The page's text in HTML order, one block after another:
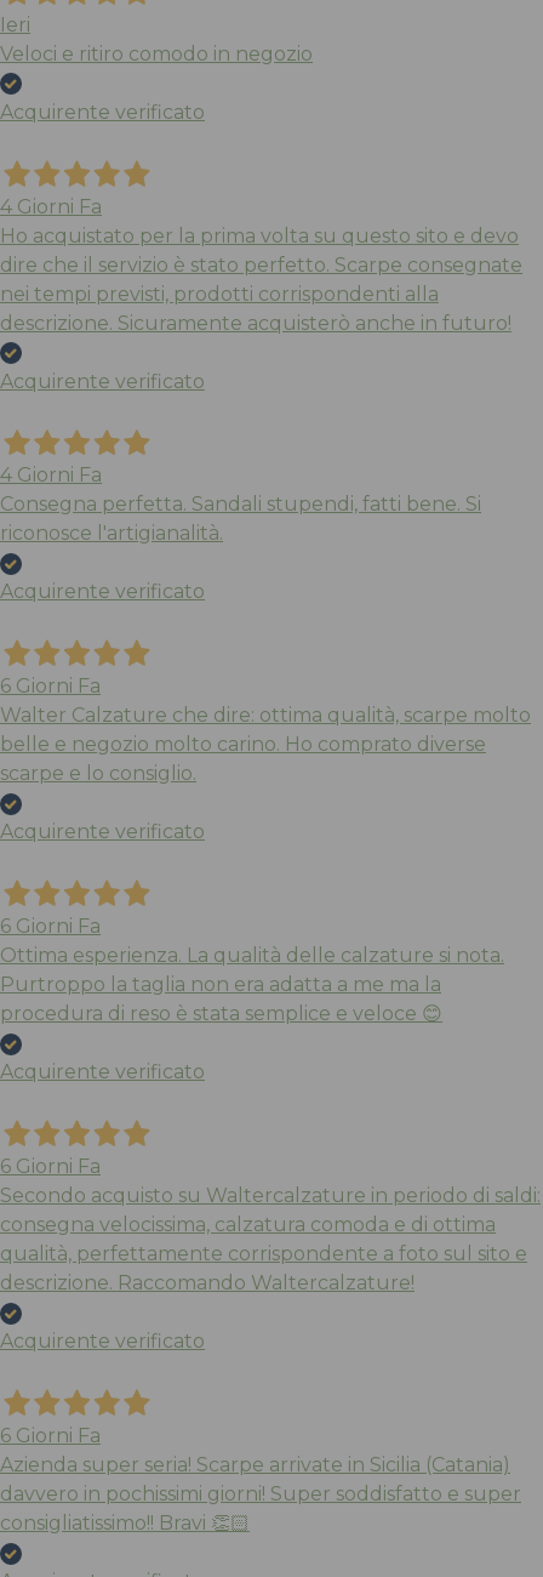
Ieri
Veloci e ritiro comodo in negozio
Acquirente verificato
4 Giorni Fa
Ho acquistato per la prima volta su questo sito e devo
dire che il servizio è stato perfetto. Scarpe consegnate
nei tempi previsti, prodotti corrispondenti alla
descrizione. Sicuramente acquisterò anche in futuro!
Acquirente verificato
4 Giorni Fa
Consegna perfetta. Sandali stupendi, fatti bene. Si
riconosce l'artigianalità.
Acquirente verificato
6 Giorni Fa
Walter Calzature che dire: ottima qualità, scarpe molto
belle e negozio molto carino. Ho comprato diverse
scarpe e lo consiglio.
Acquirente verificato
6 Giorni Fa
Ottima esperienza. La qualità delle calzature si nota.
Purtroppo la taglia non era adatta a me ma la
procedura di reso è stata semplice e veloce 😊
Acquirente verificato
6 Giorni Fa
Secondo acquisto su Waltercalzature in periodo di saldi:
consegna velocissima, calzatura comoda e di ottima
qualità, perfettamente corrispondente a foto sul sito e
descrizione. Raccomando Waltercalzature!
Acquirente verificato
6 Giorni Fa
Azienda super seria! Scarpe arrivate in Sicilia (Catania)
davvero in pochissimi giorni! Super soddisfatto e super
consigliatissimo!! Bravi 👏🏻